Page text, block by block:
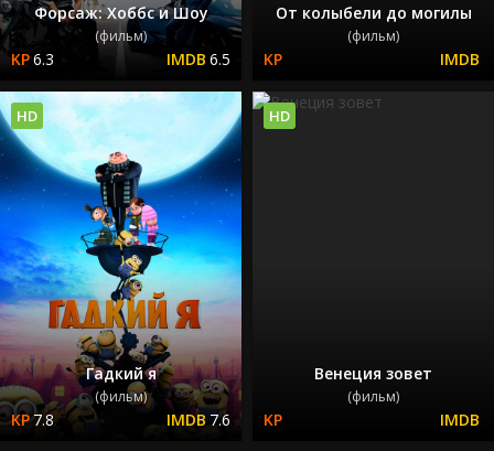
Форсаж: Хоббс и Шоу
(фильм)
6.3 6.5
От колыбели до могилы
(фильм)
Гадкий я
(фильм)
7.8 7.6
HD
Венеция зовет
(фильм)
HD